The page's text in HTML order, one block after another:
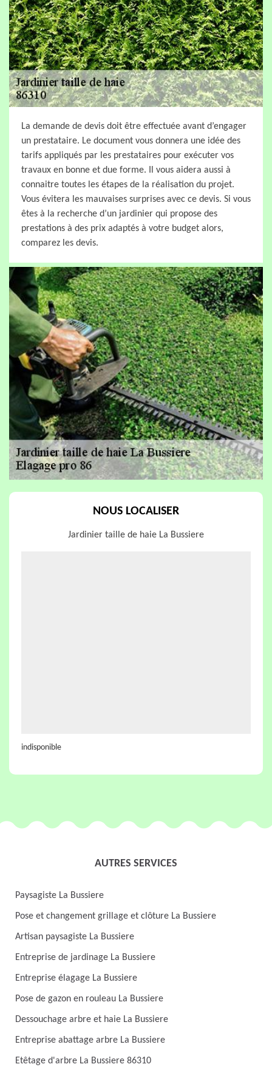
La demande de devis doit être effectuée avant d’engager
un prestataire. Le document vous donnera une idée des
tarifs appliqués par les prestataires pour exécuter vos
travaux en bonne et due forme. Il vous aidera aussi à
connaitre toutes les étapes de la réalisation du projet.
Vous évitera les mauvaises surprises avec ce devis. Si vous
êtes à la recherche d’un jardinier qui propose des
prestations à des prix adaptés à votre budget alors,
comparez les devis.
NOUS LOCALISER
Jardinier taille de haie La Bussiere
indisponible
AUTRES SERVICES
Paysagiste La Bussiere
Pose et changement grillage et clôture La Bussiere
Artisan paysagiste La Bussiere
Entreprise de jardinage La Bussiere
Entreprise élagage La Bussiere
Pose de gazon en rouleau La Bussiere
Dessouchage arbre et haie La Bussiere
Entreprise abattage arbre La Bussiere
Etêtage d'arbre La Bussiere 86310